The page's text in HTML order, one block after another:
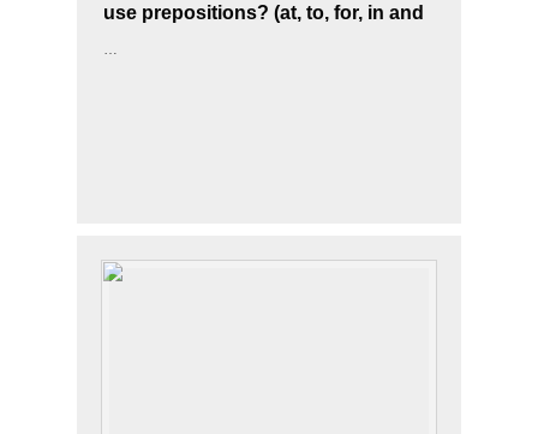
use prepositions? (at, to, for, in and
…